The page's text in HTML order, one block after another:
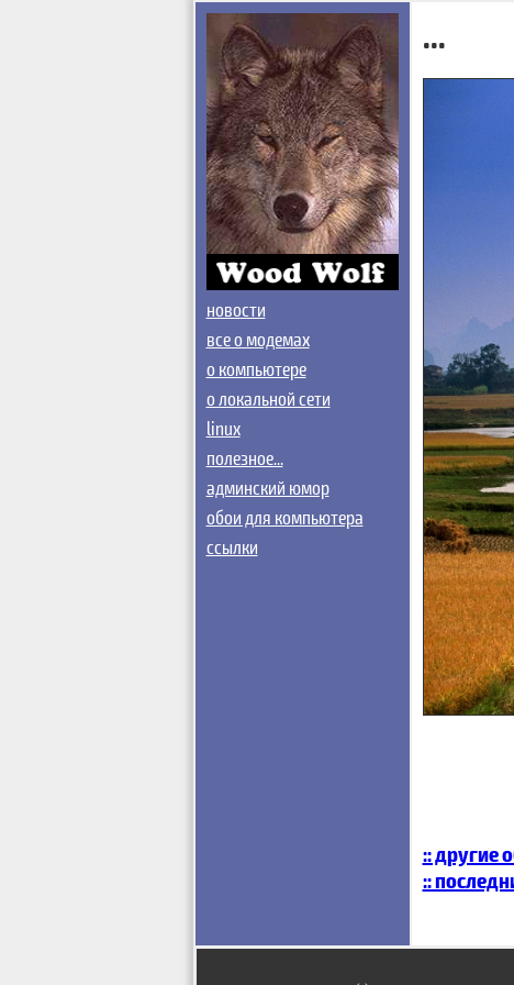
новости
все о модемах
о компьютере
о локальной сети
linux
полезное...
админский юмор
обои для компьютера
ссылки
...
:: другие
::